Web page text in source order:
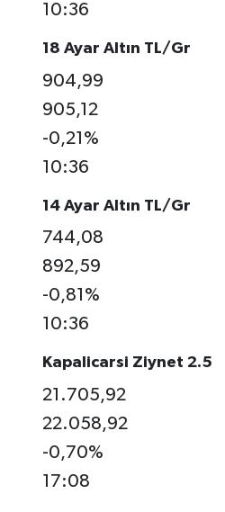
10:36
18 Ayar Altın TL/Gr
904,99
905,12
-0,21%
10:36
14 Ayar Altın TL/Gr
744,08
892,59
-0,81%
10:36
Kapalicarsi Ziynet 2.5
21.705,92
22.058,92
-0,70%
17:08